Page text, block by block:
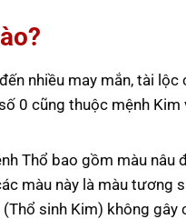
nhiều may mắn, tài lộc
0 cũng thuộc mệnh Kim
Thổ bao gồm màu nâu
màu này là màu tương
sinh Kim) không gây